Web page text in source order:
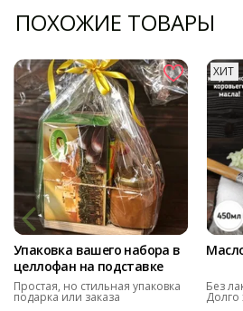
ПОХОЖИЕ ТОВАРЫ
Упаковка вашего набора в
целлофан на подставке
Простая, но стильная упаковка
подарка или заказа
ХИТ
Без
Долго